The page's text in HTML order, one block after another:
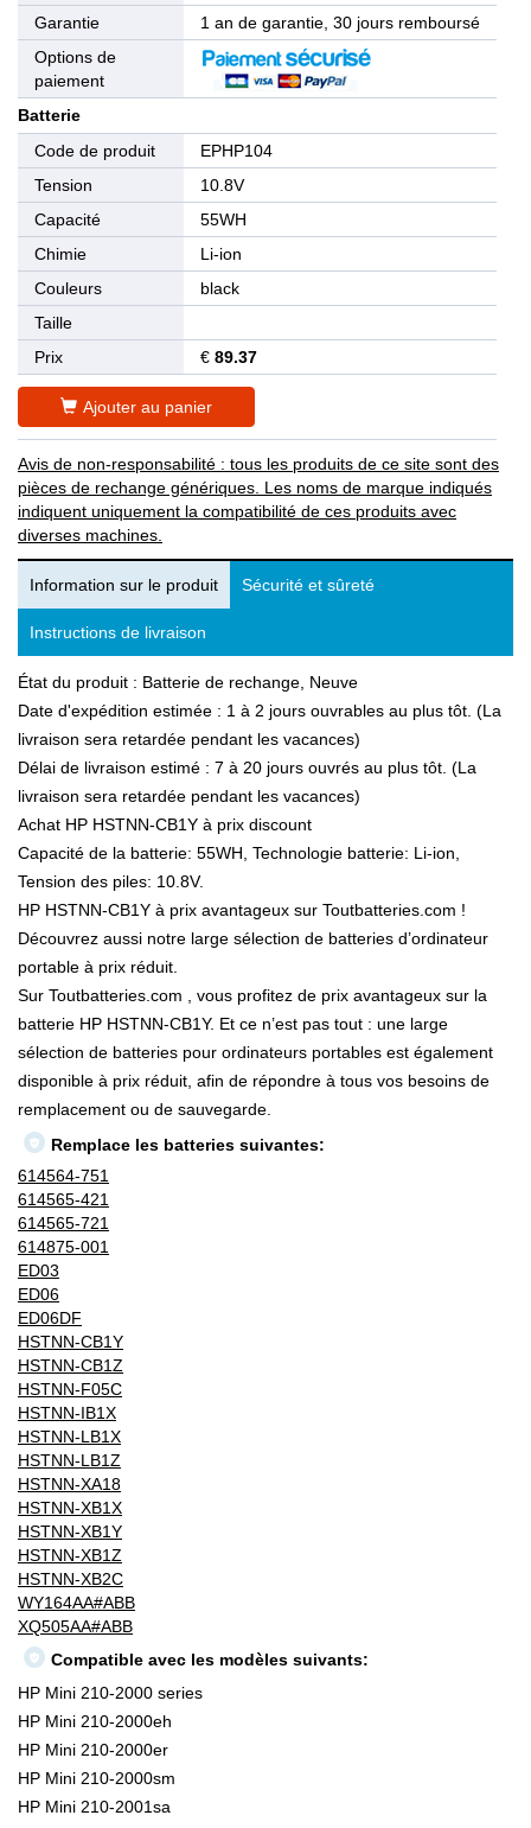
Garantie
1 an de garantie, 30 jours remboursé
Options de
paiement
Batterie
Code de produit
EPHP104
Tension
10.8V
Capacité
55WH
Chimie
Li-ion
Couleurs
black
Taille
Prix
€ 89.37
Ajouter au panier
Avis de non-responsabilité : tous les produits de ce site sont des
pièces de rechange génériques. Les noms de marque indiqués
indiquent uniquement la compatibilité de ces produits avec
diverses machines.
Information sur le produit Sécurité et sûreté
Instructions de livraison
État du produit : Batterie de rechange, Neuve
Date d'expédition estimée : 1 à 2 jours ouvrables au plus tôt. (La
livraison sera retardée pendant les vacances)
Délai de livraison estimé : 7 à 20 jours ouvrés au plus tôt. (La
livraison sera retardée pendant les vacances)
Achat HP HSTNN-CB1Y à prix discount
Capacité de la batterie: 55WH, Technologie batterie: Li-ion,
Tension des piles: 10.8V.
HP HSTNN-CB1Y à prix avantageux sur Toutbatteries.com !
Découvrez aussi notre large sélection de batteries d’ordinateur
portable à prix réduit.
Sur Toutbatteries.com , vous profitez de prix avantageux sur la
batterie HP HSTNN-CB1Y. Et ce n’est pas tout : une large
sélection de batteries pour ordinateurs portables est également
disponible à prix réduit, afin de répondre à tous vos besoins de
remplacement ou de sauvegarde.
Remplace les batteries suivantes:
614564-751
614565-421
614565-721
614875-001
ED03
ED06
ED06DF
HSTNN-CB1Y
HSTNN-CB1Z
HSTNN-F05C
HSTNN-IB1X
HSTNN-LB1X
HSTNN-LB1Z
HSTNN-XA18
HSTNN-XB1X
HSTNN-XB1Y
HSTNN-XB1Z
HSTNN-XB2C
WY164AA#ABB
XQ505AA#ABB
Compatible avec les modèles suivants:
HP Mini 210-2000 series
HP Mini 210-2000eh
HP Mini 210-2000er
HP Mini 210-2000sm
HP Mini 210-2001sa